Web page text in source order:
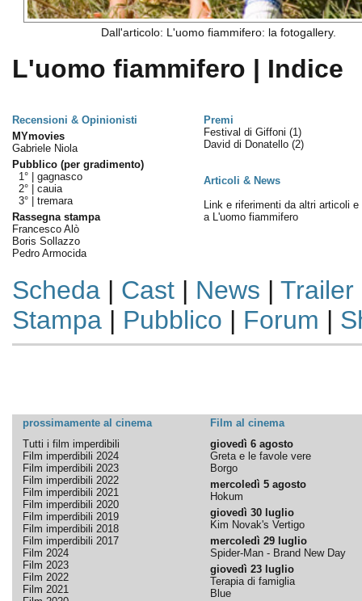
Dall'articolo: L'uomo fiammifero: la fotogallery.
L'uomo fiammifero | Indice
Recensioni & Opinionisti
Premi
MYmovies
Gabriele Niola
Pubblico (per gradimento)
1° | gagnasco
2° | cauia
3° | tremara
Rassegna stampa
Francesco Alò
Boris Sollazzo
Pedro Armocida
Festival di Giffoni (1)
David di Donatello (2)
Articoli & News
Link e riferimenti da altri articoli e
a L'uomo fiammifero
Scheda| Cast| News | Trailer
Stampa| Pubblico | Forum |
prossimamente al cinema
Film al cinema
Tutti i film imperdibili
Film imperdibili 2024
Film imperdibili 2023
Film imperdibili 2022
Film imperdibili 2021
Film imperdibili 2020
Film imperdibili 2019
Film imperdibili 2018
Film imperdibili 2017
Film 2024
Film 2023
Film 2022
Film 2021
giovedì 6 agosto
Greta e le favole vere
Borgo
mercoledì 5 agosto
Hokum
giovedì 30 luglio
Kim Novak's Vertigo
mercoledì 29 luglio
Spider-Man - Brand New Day
giovedì 23 luglio
Terapia di famiglia
Blue